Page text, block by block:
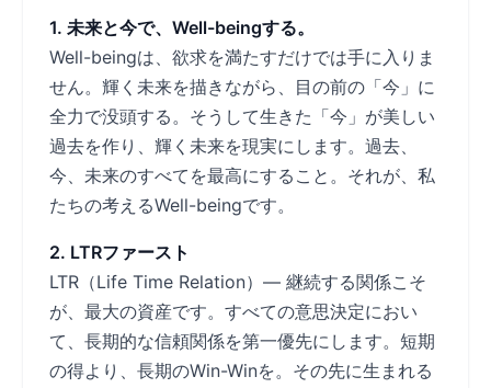
1. 未来と今で、Well-beingする。
Well-beingは、欲求を満たすだけでは手に入りま
せん。輝く未来を描きながら、目の前の「今」に
全力で没頭する。そうして生きた「今」が美しい
過去を作り、輝く未来を現実にします。過去、
今、未来のすべてを最高にすること。それが、私
たちの考えるWell-beingです。
2. LTRファースト
LTR（Life Time Relation）― 継続する関係こそ
が、最大の資産です。すべての意思決定におい
て、長期的な信頼関係を第一優先にします。短期
の得より、長期のWin-Winを。その先に生まれる